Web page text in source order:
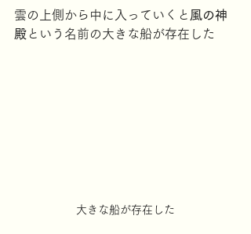
雲の上側から中に入っていくと 風の神
殿 という名前の大きな船が存在した
大きな船が存在した